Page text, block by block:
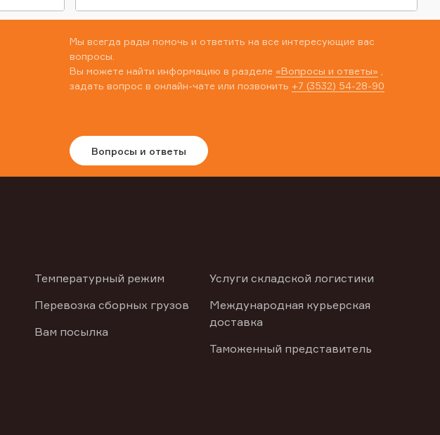
Мы всегда рады помочь и ответить на все интересующие вас
вопросы.
Вы можете найти информацию в разделе «Вопросы и ответы»
задать вопрос в онлайн-чате или позвонить +7 (3532) 54-28-90
Вопросы и ответы
Температурный режим
Перевозка сборных грузов
Вам посылка
Услуги складской логистики
Международная курьерская
доставка
Таможенный представитель